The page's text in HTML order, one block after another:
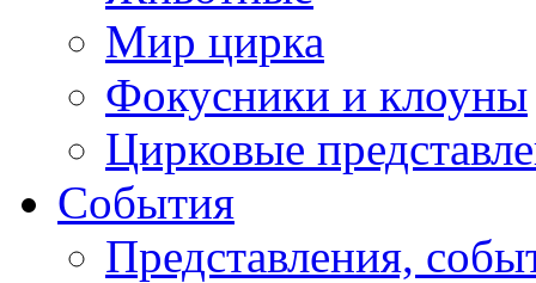
Мир цирка
Фокусники и клоуны
Цирковые
События
Представления,